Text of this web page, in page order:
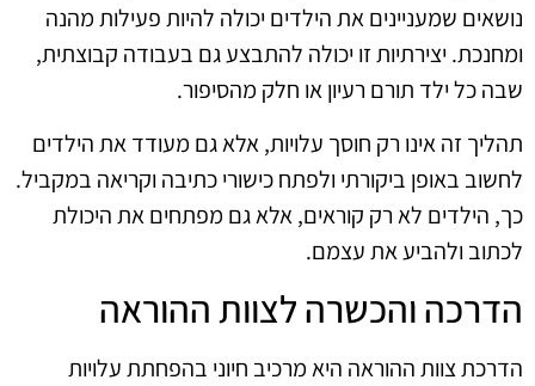
נושאים שמעניינים את הילדים יכולה להיות פעילות מהנה
ומחנכת. יצירתיות זו יכולה להתבצע גם בעבודה קבוצתית,
שבה כל ילד תורם רעיון או חלק מהסיפור.
תהליך זה אינו רק חוסך עלויות, אלא גם מעודד את הילדים
לחשוב באופן ביקורתי ולפתח כישורי כתיבה וקריאה במקביל.
כך, הילדים לא רק קוראים, אלא גם מפתחים את היכולת
לכתוב ולהביע את עצמם.
הדרכה והכשרה לצוות ההוראה
הדרכת צוות ההוראה היא מרכיב חיוני בהפחתת עלויות